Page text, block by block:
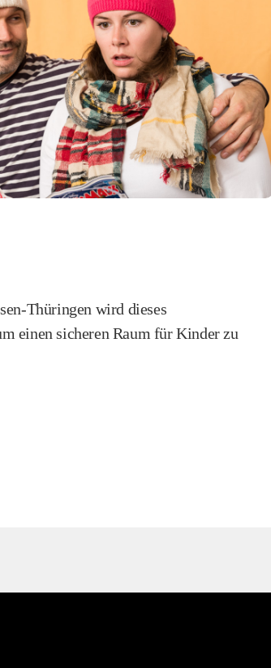
Thüringen wird dieses
einen sicheren Raum für Kinder zu